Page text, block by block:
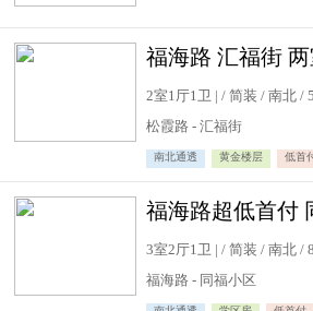
福海路 汇福街
2室1厅1卫 | / 简装 / 南北 /
松霞路 - 汇福街
南北通透 黄金楼层 低首
3室2厅1卫 | / 简装 / 南北 /
福海路 - 同福小区